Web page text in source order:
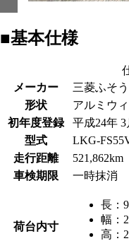
■基本仕様
メーカー
三菱ふそう
形状
アルミウ
初年度登録
平成24年 3
型式
LKG-
走行距離
521,862km
車検期限
一時抹消
荷台内寸
長：
幅：
高：